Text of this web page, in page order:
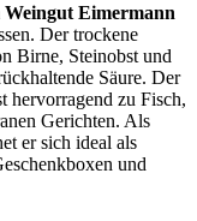
Eimermann
Der trockene
Birne, Steinobst und
Säure. Der
hervorragend zu Fisch,
Gerichten. Als
er sich ideal als
und